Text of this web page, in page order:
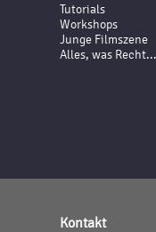
Tutorials
Workshops
Junge Filmszene
Alles, was Recht...
Kontakt